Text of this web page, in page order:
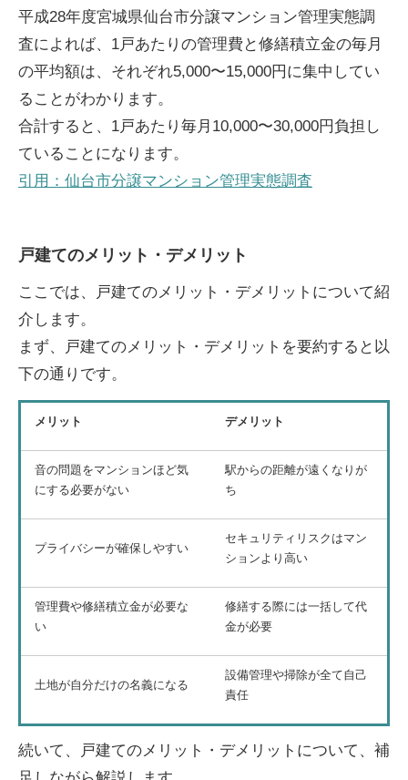
平成28年度宮城県仙台市分譲マンション管理実態調
査によれば、1戸あたりの管理費と修繕積立金の毎月
の平均額は、それぞれ5,000〜15,000円に集中してい
ることがわかります。
合計すると、1戸あたり毎月10,000〜30,000円負担し
ていることになります。
引用：仙台市分譲マンション管理実態調査
戸建てのメリット・デメリット
ここでは、戸建てのメリット・デメリットについて紹
介します。
まず、戸建てのメリット・デメリットを要約すると以
下の通りです。
メリット デメリット
音の問題をマンションほど気
にする必要がない
駅からの距離が遠くなりが
ち
プライバシーが確保しやすい
セキュリティリスクはマン
ションより高い
管理費や修繕積立金が必要な
い
修繕する際には一括して代
金が必要
土地が自分だけの名義になる
設備管理や掃除が全て自己
責任
続いて、戸建てのメリット・デメリットについて、補